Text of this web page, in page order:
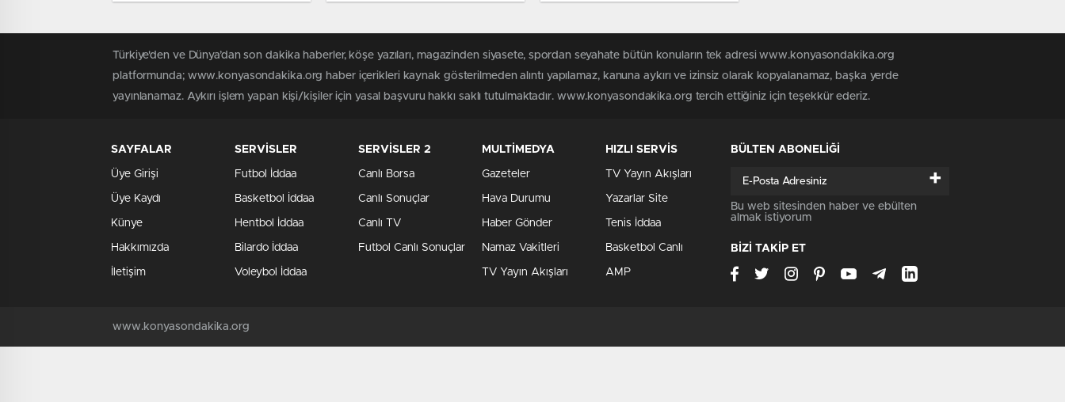
ziyaret edecek
sıkıyönetimdeki rolü nedeniyle
sonradan ortaya çıktı
Türkiye'den ve Dünya’dan son dakika haberler, köşe yazıları, magazinden siyasete, spordan seyahate bütün konuların tek adresi www.konyasondakika.org
platformunda; www.konyasondakika.org haber içerikleri kaynak gösterilmeden alıntı yapılamaz, kanuna aykırı ve izinsiz olarak kopyalanamaz, başka yerde
yayınlanamaz. Aykırı işlem yapan kişi/kişiler için yasal başvuru hakkı saklı tutulmaktadır. www.konyasondakika.org tercih ettiğiniz için teşekkür ederiz.
SAYFALAR
Üye Girişi
Üye Kaydı
Künye
Hakkımızda
İletişim
SERVİSLER
Futbol İddaa
Basketbol İddaa
Hentbol İddaa
Bilardo İddaa
Voleybol İddaa
SERVİSLER 2
Canlı Borsa
Canlı Sonuçlar
Canlı TV
Futbol Canlı Sonuçlar
MULTİMEDYA
Gazeteler
Hava Durumu
Haber Gönder
Namaz Vakitleri
TV Yayın Akışları
HIZLI SERVİS
TV Yayın Akışları
Yazarlar Site
Tenis İddaa
Basketbol Canlı
AMP
BÜLTEN ABONELİĞİ
+
Bu web sitesinden haber ve ebülten
almak istiyorum
BİZİ TAKİP ET
www.konyasondakika.org